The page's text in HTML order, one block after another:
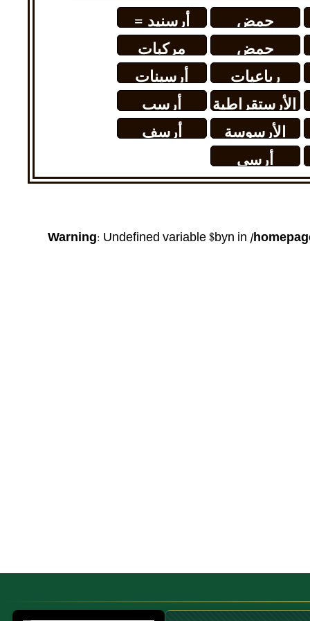
حمض
الأرسينيك =
حمض
الزرنيخيك
أرسنيد =
زرنيخيد
حمض
الأرسونيك
مركبات
الأرسونيوم
رباعيات
الأرساغ
(فصيلة)
أرسينات
الكروم
النحاسية
الأرستقراطية
أرسب
الأرسوسة
أرسف
أرسى
Warning: Undefined variable $byn in/